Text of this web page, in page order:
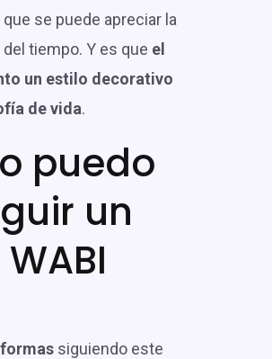
se puede apreciar la
tiempo. Y es que el
un estilo decorativo
de vida.
puedo
un
siguiendo este